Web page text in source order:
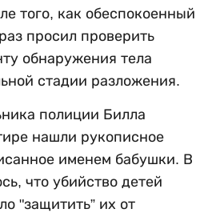
того, как обеспокоенный
просил проверить
обнаружения тела
стадии разложения.
полиции Билла
нашли рукописное
именем бабушки. В
что убийство детей
"защитить” их от